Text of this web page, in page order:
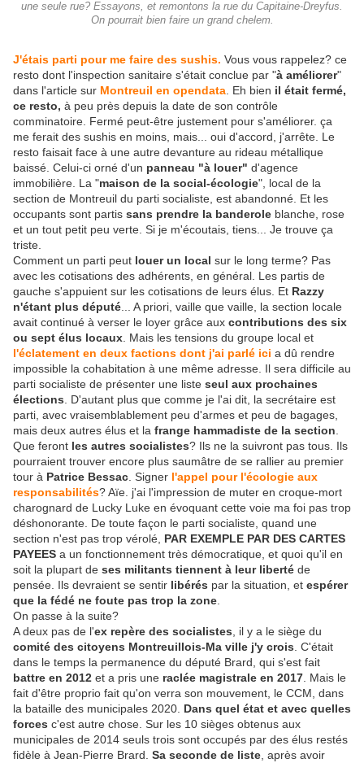
une seule rue? Essayons, et remontons la rue du Capitaine-Dreyfus.
On pourrait bien faire un grand chelem.
J'étais parti pour me faire des sushis. Vous vous rappelez? ce
resto dont l'inspection sanitaire s'était conclue par "à améliorer"
dans l'article sur Montreuil en opendata . Eh bien il était fermé,
ce resto, à peu près depuis la date de son contrôle
comminatoire. Fermé peut-être justement pour s'améliorer. ça
me ferait des sushis en moins, mais... oui d'accord, j'arrête. Le
resto faisait face à une autre devanture au rideau métallique
baissé. Celui-ci orné d'un panneau "à louer" d'agence
immobilière. La "maison de la social-écologie", local de la
section de Montreuil du parti socialiste, est abandonné. Et les
occupants sont partis sans prendre la banderole blanche, rose
et un tout petit peu verte. Si je m'écoutais, tiens... Je trouve ça
triste.
Comment un parti peut louer un local sur le long terme? Pas
avec les cotisations des adhérents, en général. Les partis de
gauche s'appuient sur les cotisations de leurs élus. Et Razzy
n'étant plus député ... A priori, vaille que vaille, la section locale
avait continué à verser le loyer grâce aux contributions des six
ou sept élus locaux . Mais les tensions du groupe local et
l'éclatement en deux factions dont j'ai parlé ici a dû rendre
impossible la cohabitation à une même adresse. Il sera difficile au
parti socialiste de présenter une liste seul aux prochaines
élections . D'autant plus que comme je l'ai dit, la secrétaire est
parti, avec vraisemblablement peu d'armes et peu de bagages,
mais deux autres élus et la frange hammadiste de la section
Que feront les autres socialistes? Ils ne la suivront pas tous. Ils
pourraient trouver encore plus saumâtre de se rallier au premier
tour à Patrice Bessac . Signer l'appel pour l'écologie aux
responsabilités? Aïe. j'ai l'impression de muter en croque-mort
charognard de Lucky Luke en évoquant cette voie ma foi pas trop
déshonorante. De toute façon le parti socialiste, quand une
section n'est pas trop vérolé, PAR EXEMPLE PAR DES CARTES
PAYEES a un fonctionnement très démocratique, et quoi qu'il en
soit la plupart de ses militants tiennent à leur liberté de
pensée. Ils devraient se sentir libérés par la situation, et espérer
que la fédé ne foute pas trop la zone
On passe à la suite?
A deux pas de l'ex repère des socialistes , il y a le siège du
comité des citoyens Montreuillois-Ma ville j'y crois . C'était
dans le temps la permanence du député Brard, qui s'est fait
battre en 2012 et a pris une raclée magistrale en 2017 . Mais le
fait d'être proprio fait qu'on verra son mouvement, le CCM, dans
la bataille des municipales 2020. Dans quel état et avec quelles
forces c'est autre chose. Sur les 10 sièges obtenus aux
municipales de 2014 seuls trois sont occupés par des élus restés
fidèle à Jean-Pierre Brard. Sa seconde de liste , après avoir